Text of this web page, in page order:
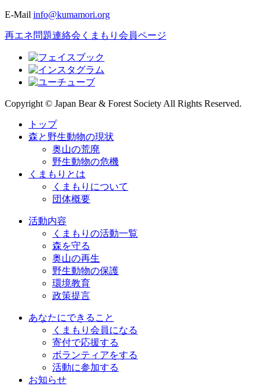
E-Mail info@kumamori.org
再エネ問題連絡会 くまもり会員ページ
Copyright © Japan Bear & Forest Society All Rights Reserved.
トップ
森と野生動物の現状
奥山の荒廃
野生動物の危機
くまもりとは
くまもりについて
団体概要
活動内容
くまもりの活動一覧
森を守る
奥山の再生
野生動物の保護
環境教育
政策提言
あなたにできること
くまもり会員になる
寄付で応援する
ボランティアをする
活動に参加する
お知らせ